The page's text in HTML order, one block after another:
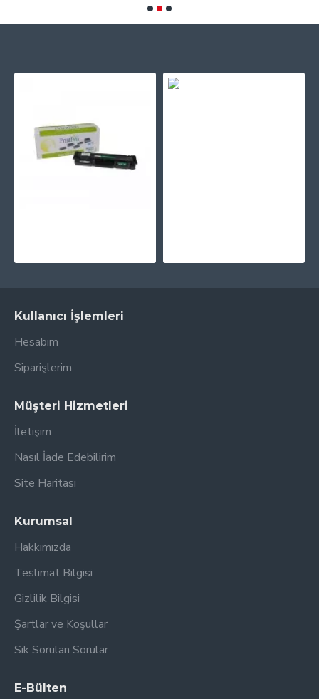
Kullanıcı İşlemleri
Hesabım
Siparişlerim
Müşteri Hizmetleri
İletişim
Nasıl İade Edebilirim
Site Haritası
Kurumsal
Hakkımızda
Teslimat Bilgisi
Gizlilik Bilgisi
Şartlar ve Koşullar
Sık Sorulan Sorular
E-Bülten